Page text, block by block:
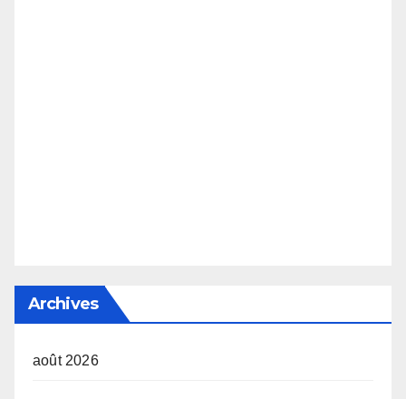
Archives
août 2026